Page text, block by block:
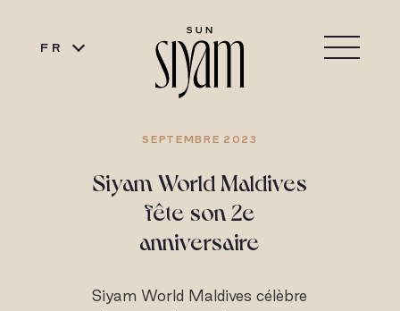
FR
SEPTEMBRE 2023
Siyam World Maldives
fête son 2e
anniversaire
Siyam World Maldives célèbre